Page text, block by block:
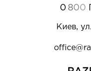
0 800
Киев,